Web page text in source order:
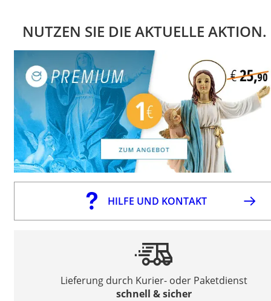
NUTZEN SIE DIE AKTUELLE AKTION.
HILFE UND KONTAKT
Lieferung durch Kurier- oder Paketdienst
schnell & sicher